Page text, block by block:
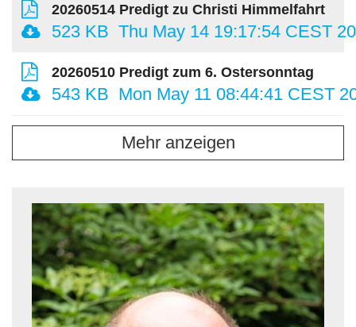
20260514 Predigt zu Christi Himmelfahrt
523 KB Thu May 14 19:17:54 CEST
20260510 Predigt zum 6. Ostersonntag
543 KB Mon May 11 08:44:41 CEST
Mehr anzeigen